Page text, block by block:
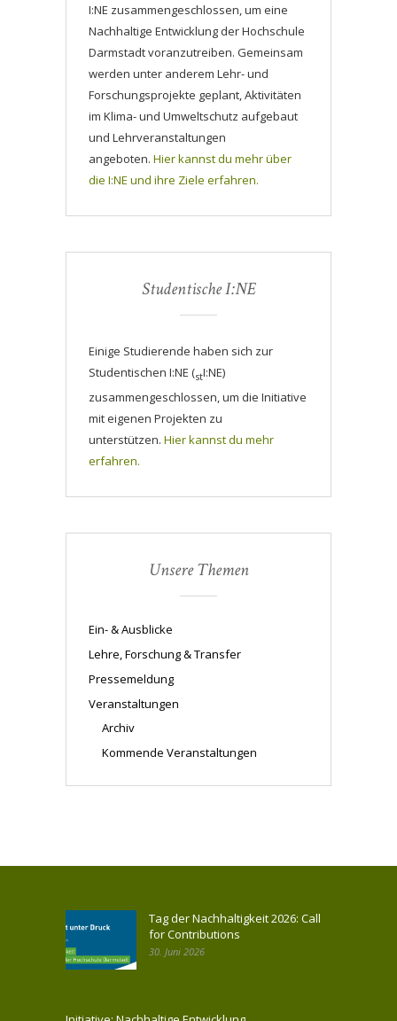
I:NE zusammengeschlossen, um eine
Nachhaltige Entwicklung der Hochschule
Darmstadt voranzutreiben. Gemeinsam
werden unter anderem Lehr- und
Forschungsprojekte geplant, Aktivitäten
im Klima- und Umweltschutz aufgebaut
und Lehrveranstaltungen
angeboten. Hier kannst du mehr über
die I:NE und ihre Ziele erfahren.
Studentische I:NE
Einige Studierende haben sich zur
Studentischen I:NE (stI:NE)
zusammengeschlossen, um die Initiative
mit eigenen Projekten zu
unterstützen. Hier kannst du mehr
erfahren.
Unsere Themen
Ein- & Ausblicke
Lehre, Forschung & Transfer
Pressemeldung
Veranstaltungen
Archiv
Kommende Veranstaltungen
Tag der Nachhaltigkeit 2026: Call
for Contributions
30. Juni 2026